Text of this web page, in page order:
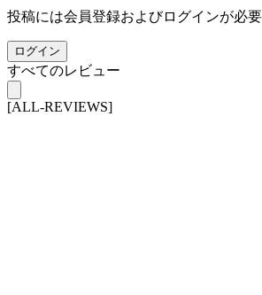
投稿には会員登録およびログインが必
ログイン
すべてのレビュー
[ALL-REVIEWS]